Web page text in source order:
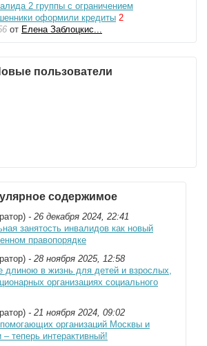
2 группы с ограничением
оформили кредиты 2
от Елена Заблоцкис...
пользователи
содержимое
- 26 декабря 2024, 22:41
занятость инвалидов как новый
правопорядке
- 28 ноября 2025, 12:58
длиною в жизнь для детей и взрослых,
организациях социального
- 21 ноября 2024, 09:02
организаций Москвы и
– теперь интерактивный!